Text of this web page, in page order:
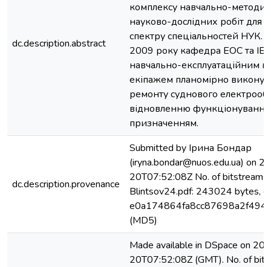
dc.description.abstract
комплексу навчально-
науково-дослідних робіт для
спектру спеціальностей НУК.
2009 року кафедра ЕОС та ІБ
навчально-експлуатаційним
екіпажем планомірно
ремонту суднового
відновленню функціонування
призначенням.
dc.description.provenance
Submitted by Ірина Бондар
(iryna.bondar@nuos.edu.ua) on
20T07:52:08Z No. of
Blintsov24.pdf: 243024 bytes,
(MD5)
Made available in DSpace on
20T07:52:08Z (GMT). No. of